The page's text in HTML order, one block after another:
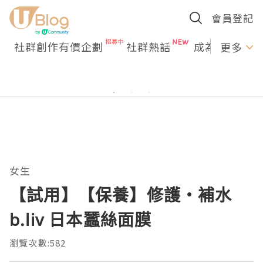
會員登記
社群創作有價企劃 社群熱話 成為U更多
女生
【試用】【保養】修護‧補水
b.liv 日本蠶絲面膜
瀏覽次數:582